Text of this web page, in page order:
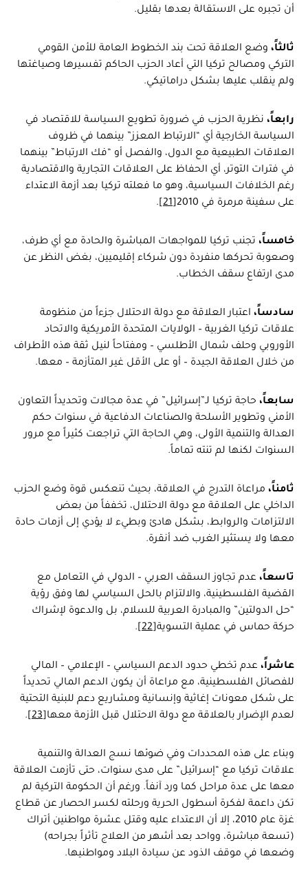
أن تجبره على الاستقالة بعدها بقليل.
ثالثاً،وضع العلاقة تحت بند الخطوط العامة للأمن القومي
التركي ومصالح تركيا التي أعاد الحزب الحاكم تفسيرها وصياغتها
ولم ينقلب عليها بشكل دراماتيكي.
رابعاً،نظرية الحزب في ضرورة تطويع السياسة للاقتصاد في
السياسة الخارجية أي “الارتباط المعزز” بينهما في ظروف
العلاقات الطبيعية مع الدول، والفصل أو “فك الارتباط” بينهما
في فترات التوتر، أي الحفاظ على العلاقات التجارية والاقتصادية
رغم الخلافات السياسية، وهو ما فعلته تركيا بعد أزمة الاعتداء
على سفينة مرمرة في 2010
[21]
.
خامساً،تجنب تركيا للمواجهات المباشرة والحادة مع أي طرف،
وصعوبة تحركها منفردة دون شركاء إقليميين، بغض النظر عن
مدى ارتفاع سقف الخطاب.
سادساً،اعتبار العلاقة مع دولة الاحتلال جزءاً من منظومة
علاقات تركيا الغربية – الولايات المتحدة الأمريكية والاتحاد
الأوروبي وحلف شمال الأطلسي – ومفتاحاً لنيل ثقة هذه الأطراف
من خلال العلاقة الجيدة – أو على الأقل غير المتأزمة – معها.
سابعاً،حاجة تركيا لـ”إسرائيل” في عدة مجالات وتحديداً التعاون
الأمني وتطوير الأسلحة والصناعات الدفاعية في سنوات حكم
العدالة والتنمية الأولى، وهي الحاجة التي تراجعت كثيراً مع مرور
السنوات لكنها لم تنته تماماً.
ثامناً،مراعاة التدرج في العلاقة، بحيث تنعكس قوة وضع الحزب
الداخلي على العلاقة مع دولة الاحتلال، تخففاً من بعض
الالتزامات والروابط، بشكل هادئ وبطيء لا يؤدي إلى أزمات حادة
معها ولا يستثير الغرب ضد أنقرة.
تاسعاً،عدم تجاوز السقف العربي – الدولي في التعامل مع
القضية الفلسطينية، والالتزام بالحل السياسي لها وفق رؤية
“حل الدولتين” والمبادرة العربية للسلام، بل والدعوة لإشراك
حركة حماس في عملية التسوية[22]
.
عاشراً،عدم تخطي حدود الدعم السياسي – الإعلامي – المالي
للفصائل الفلسطينية، مع مراعاة أن يكون الدعم المالي تحديداً
على شكل معونات إغاثية وإنسانية ومشاريع دعم للبنية التحتية
لعدم الإضرار بالعلاقة مع دولة الاحتلال قبل الأزمة معها[23]
.
وبناء على هذه المحددات وفي ضوئها نسج العدالة والتنمية
علاقات تركيا مع “إسرائيل” على مدى سنوات، حتى تأزمت العلاقة
معها على عدة مراحل كما ورد آنفاً. ورغم أن الحكومة التركية لم
تكن داعمة لفكرة أسطول الحرية ورحلته لكسر الحصار عن قطاع
غزة عام 2010، إلا أن الاعتداء عليه وقتل عشرة مواطنين أتراك
(تسعة مباشرة، وواحد بعد أشهر من العلاج تأثراً بجراحه)
وضعها في موقف الذود عن سيادة البلاد ومواطنيها.